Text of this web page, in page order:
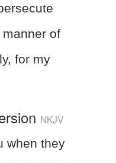
of
for my
NKJV
when they